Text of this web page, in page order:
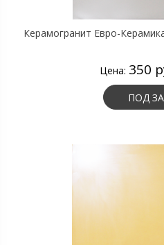
Керамогранит Евро-
Цена: 350
ПОД